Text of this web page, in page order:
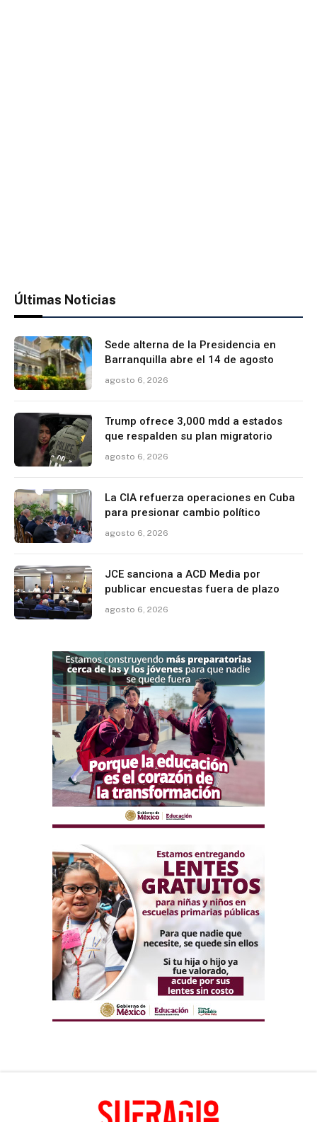
Últimas Noticias
Sede alterna de la Presidencia en
Barranquilla abre el 14 de agosto
agosto 6, 2026
Trump ofrece 3,000 mdd a estados
que respalden su plan migratorio
agosto 6, 2026
La CIA refuerza operaciones en Cuba
para presionar cambio político
agosto 6, 2026
JCE sanciona a ACD Media por
publicar encuestas fuera de plazo
agosto 6, 2026